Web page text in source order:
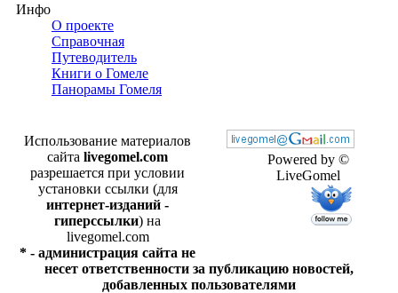
Инфо
О проекте
Справочная
Путеводитель
Книги о Гомеле
Панорамы Гомеля
Powered by ©
LiveGomel
Использование материалов
сайта livegomel.com
разрешается при условии
установки ссылки (для
интернет-изданий -
гиперссылки) на
livegomel.com
* - администрация сайта не
несет ответственности за публикацию новостей,
добавленных пользователями